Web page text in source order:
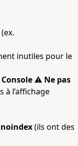
inutiles pour le
⚠ Ne pas
à l’affichage
noindex(ils ont des